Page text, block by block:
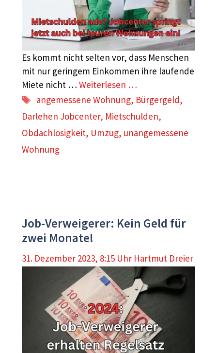
Es kommt nicht selten vor, dass Menschen
mit nur geringem Einkommen ihre laufende
Miete nicht … Weiterlesen …
Schlagwörter
angemessene Wohnung, Bürgergeld,
Darlehen Jobcenter, Mietschulden,
Obdachlosigkeit, Umzug, unangemessene
Wohnung
Job-Verweigerer: Kein Geld für
zwei Monate!
31. Dezember 2023, 8:15 Uhr Hartmut Dreier